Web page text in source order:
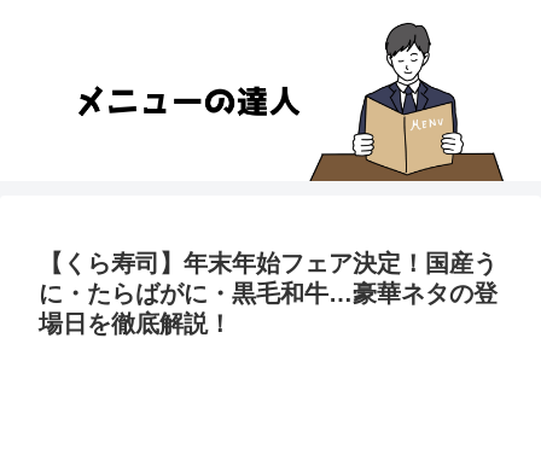
【くら寿司】年末年始フェア決定！国産う
に・たらばがに・黒毛和牛…豪華ネタの登
場日を徹底解説！